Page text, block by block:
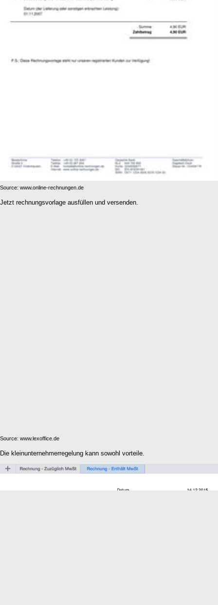
Source: www.online-rechnungen.de
Jetzt rechnungsvorlage ausfüllen und versenden.
Source: www.lexoffice.de
Die kleinunternehmerregelung kann sowohl vorteile.